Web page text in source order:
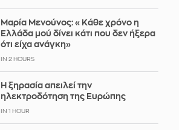
Μαρία Μενούνος: «Κάθε χρόνο η
Ελλάδα μού δίνει κάτι που δεν ήξερα
ότι είχα ανάγκη»
IN 2 HOURS
Η ξηρασία απειλεί την
ηλεκτροδότηση της Ευρώπης
IN 1 HOUR